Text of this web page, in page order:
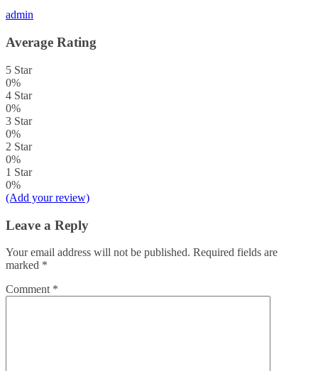
admin
Average Rating
5 Star
0%
4 Star
0%
3 Star
0%
2 Star
0%
1 Star
0%
(Add your review)
Leave a Reply
Your email address will not be published. Required fields are
marked *
Comment *